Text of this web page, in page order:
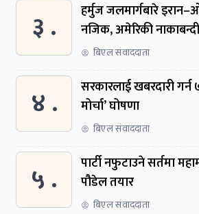
३ .
हर्मुज जलमार्गबारे
नजिक, अमेरिकी
बिएल संवाददाता
४ .
सरकारलाई खबरदारी गर्न ७ दलीय ‘अग्रगामी
मोर्चा’ घोषणा
बिएल संवाददाता
५ .
पार्टी नफुटाउने सर्तमा
पौडेल तयार
बिएल संवाददाता